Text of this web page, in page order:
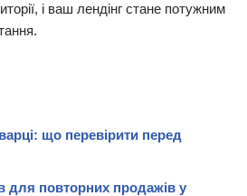
і ваш лендінг стане потужним
що перевірити перед
для повторних продажів у